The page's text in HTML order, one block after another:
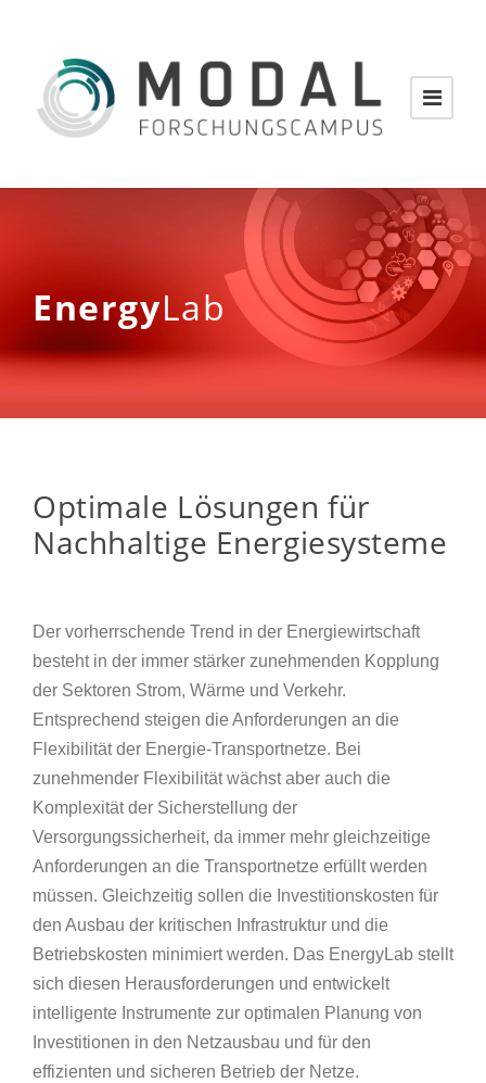
EnergyLab
Optimale Lösungen für
Nachhaltige Energiesysteme
Der vorherrschende Trend in der Energiewirtschaft
besteht in der immer stärker zunehmenden Kopplung
der Sektoren Strom, Wärme und Verkehr.
Entsprechend steigen die Anforderungen an die
Flexibilität der Energie-Transportnetze. Bei
zunehmender Flexibilität wächst aber auch die
Komplexität der Sicherstellung der
Versorgungssicherheit, da immer mehr gleichzeitige
Anforderungen an die Transportnetze erfüllt werden
müssen. Gleichzeitig sollen die Investitionskosten für
den Ausbau der kritischen Infrastruktur und die
Betriebskosten minimiert werden. Das EnergyLab stellt
sich diesen Herausforderungen und entwickelt
intelligente Instrumente zur optimalen Planung von
Investitionen in den Netzausbau und für den
effizienten und sicheren Betrieb der Netze.